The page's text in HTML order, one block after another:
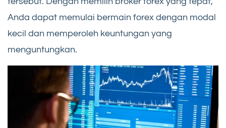
Anda dapat memulai bermain forex dengan modal
kecil dan memperoleh keuntungan yang
menguntungkan.